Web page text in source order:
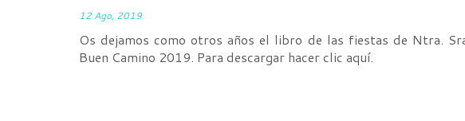
12 Ago, 2019
Os dejamos como otros años el libro de las fiestas de Ntra.
Buen Camino 2019. Para descargar hacer clic aquí.